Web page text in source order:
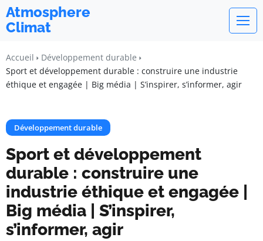
Atmosphere
Climat
Accueil
Développement durable
Sport et développement durable : construire une industrie
éthique et engagée | Big média | S’inspirer, s’informer, agir
Développement durable
Sport et développement
durable : construire une
industrie éthique et engagée |
Big média | S’inspirer,
s’informer, agir